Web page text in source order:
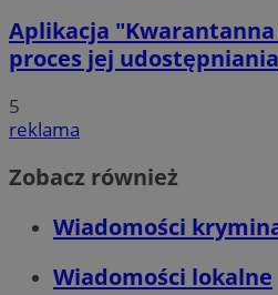
Aplikacja "Kwarantanna
proces jej udostępniania
5
reklama
Zobacz również
Wiadomości
Wiadomości lokalne